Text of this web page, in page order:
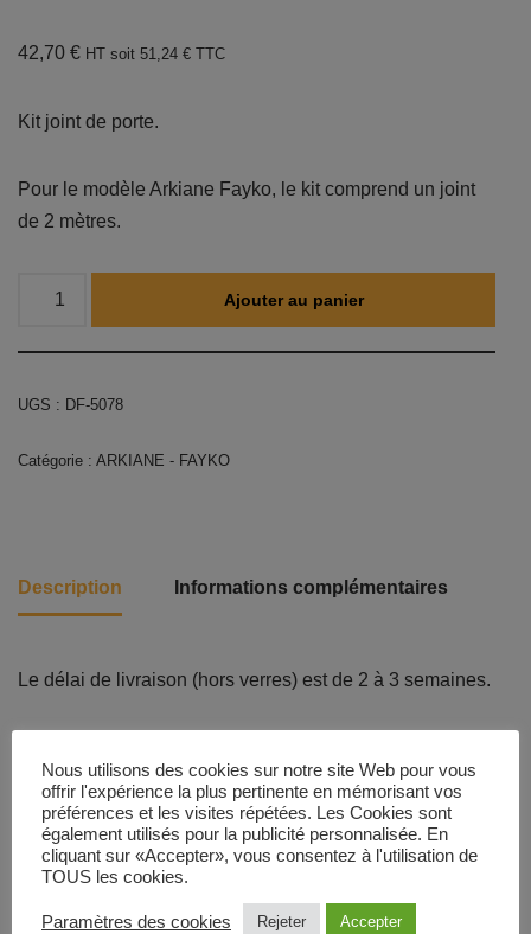
42,70 € HT soit 51,24 € TTC
Kit joint de porte.
Pour le modèle Arkiane Fayko, le kit comprend un joint
de 2 mètres.
Ajouter au panier
UGS : DF-5078
Catégorie : ARKIANE - FAYKO
Description Informations complémentaires
Le délai de livraison (hors verres) est de 2 à 3 semaines.
Produits similaires
Nous utilisons des cookies sur notre site Web pour vous
offrir l'expérience la plus pertinente en mémorisant vos
préférences et les visites répétées. Les Cookies sont
également utilisés pour la publicité personnalisée. En
cliquant sur «Accepter», vous consentez à l'utilisation de
TOUS les cookies.
Paramètres des cookies Rejeter Accepter